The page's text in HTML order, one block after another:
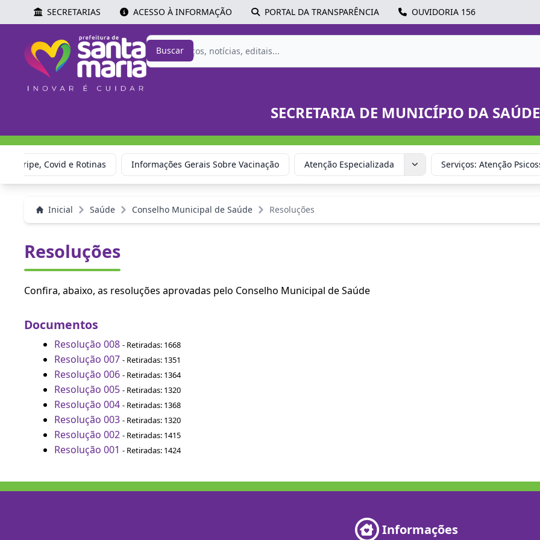
SECRETARIAS ACESSO À INFORMAÇÃO PORTAL DA TRANSPARÊNCIA OUVIDORIA 156
Buscar
SECRETARIA DE MUNICÍPIO DA SAÚDE
Gripe, Covid e Rotinas Informações Gerais Sobre Vacinação Atenção Especializada Serviços: Atenção
Inicial Saúde Conselho Municipal de Saúde Resoluções
Resoluções
Confira, abaixo, as resoluções aprovadas pelo Conselho Municipal de Saúde
Documentos
Resolução 008 - Retiradas: 1668
Resolução 007 - Retiradas: 1351
Resolução 006 - Retiradas: 1364
Resolução 005 - Retiradas: 1320
Resolução 004 - Retiradas: 1368
Resolução 003 - Retiradas: 1320
Resolução 002 - Retiradas: 1415
Resolução 001 - Retiradas: 1424
Informações